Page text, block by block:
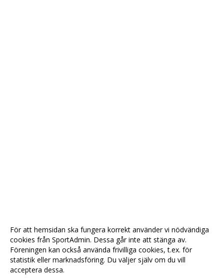
För att hemsidan ska fungera korrekt använder vi nödvändiga
cookies från SportAdmin. Dessa går inte att stänga av.
Föreningen kan också använda frivilliga cookies, t.ex. för
statistik eller marknadsföring. Du väljer själv om du vill
acceptera dessa.